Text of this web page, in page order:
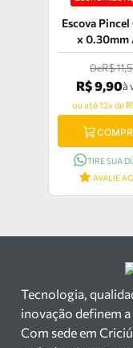
Escova
x 0.30mm
Carbono
Pequi - Ø 3/
mm)
DeR$
R$ 9,90à
ou até 12x de
TIRE SUA
AVALIE
Tecnologia,
inovação definem
Com sede em